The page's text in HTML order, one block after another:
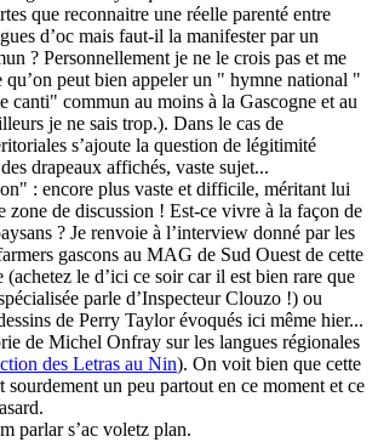
que reconnaitre une réelle parenté entre
d’oc mais faut-il la manifester par un
? Personnellement je ne le crois pas et me
qu’on peut bien appeler un " hymne national "
canti" commun au moins à la Gascogne et au
je ne sais trop.). Dans le cas de
s’ajoute la question de légitimité
drapeaux affichés, vaste sujet...
: encore plus vaste et difficile, méritant lui
zone de discussion ! Est-ce vivre à la façon de
? Je renvoie à l’interview donné par les
gascons au MAG de Sud Ouest de cette
(achetez le d’ici ce soir car il est bien rare que
parle d’Inspecteur Clouzo !) ou
de Perry Taylor évoqués ici même hier...
de Michel Onfray sur les langues régionales
des Letras au Nin). On voit bien que cette
un peu partout en ce moment et ce
parlar s’ac voletz plan.